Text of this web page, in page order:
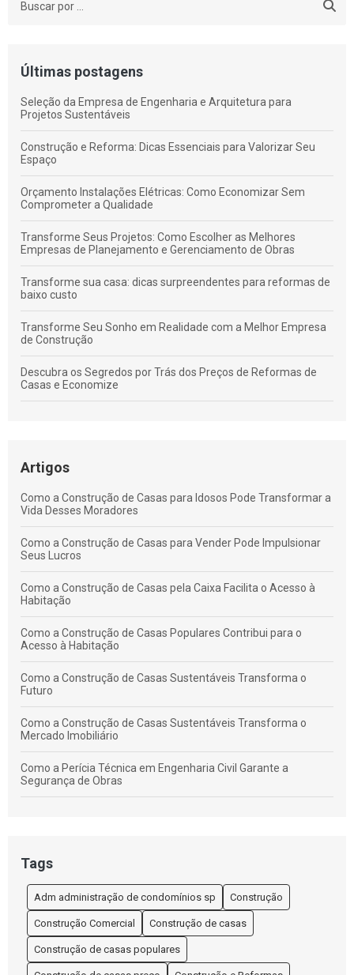
Últimas postagens
Seleção da Empresa de Engenharia e Arquitetura para
Projetos Sustentáveis
Construção e Reforma: Dicas Essenciais para Valorizar Seu
Espaço
Orçamento Instalações Elétricas: Como Economizar Sem
Comprometer a Qualidade
Transforme Seus Projetos: Como Escolher as Melhores
Empresas de Planejamento e Gerenciamento de Obras
Transforme sua casa: dicas surpreendentes para reformas de
baixo custo
Transforme Seu Sonho em Realidade com a Melhor Empresa
de Construção
Descubra os Segredos por Trás dos Preços de Reformas de
Casas e Economize
Transforme Seu Lar: Descubra Como uma Empresa de
Reforma de Casas Pode Mudar Tudo
Transforme Seu Sonho em Realidade com um Gerenciamento
Artigos
Como a Construção de Casas para Idosos Pode Transformar a
Vida Desses Moradores
Como a Construção de Casas para Vender Pode Impulsionar
Seus Lucros
Como a Construção de Casas pela Caixa Facilita o Acesso à
Habitação
Como a Construção de Casas Populares Contribui para o
Acesso à Habitação
Como a Construção de Casas Sustentáveis Transforma o
Futuro
Como a Construção de Casas Sustentáveis Transforma o
Mercado Imobiliário
Como a Perícia Técnica em Engenharia Civil Garante a
Segurança de Obras
Como Elaborar um Contrato de Prestação de Serviços de
Construção Civil Empreitada Eficaz
Como Elaborar um Orçamento Eficiente para Construção de
Casas
Como Elaborar um Orçamento Preciso para Construção de
Casas
Tags
Adm administração de condomínios sp Construção
Construção Comercial Construção de casas
Construção de casas populares